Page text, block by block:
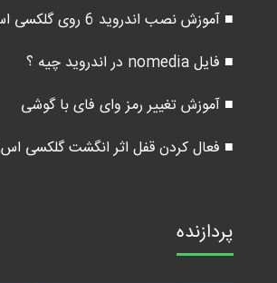
■ آموزش نصب اندروید 6 روی گلکسی اس 5
■ فایل nomedia در اندروید چیه ؟
■ آموزش تغییر رمز وای فای با گوشی
■ فعال کردن قفل اثر انگشت گلکسی اس 7
پردازنده